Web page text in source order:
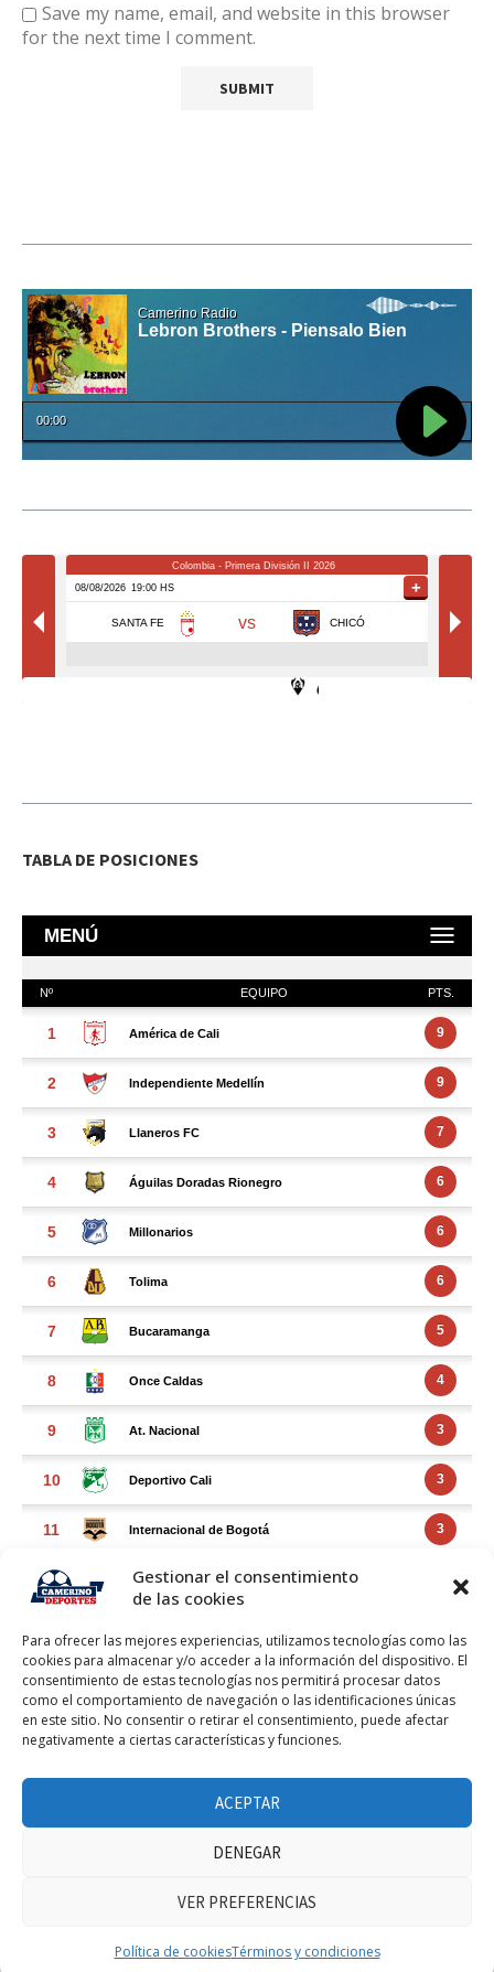
Gestionar el consentimiento
de las cookies
Para ofrecer las mejores experiencias, utilizamos tecnologías como las
cookies para almacenar y/o acceder a la información del dispositivo. El
consentimiento de estas tecnologías nos permitirá procesar datos
como el comportamiento de navegación o las identificaciones únicas
en este sitio. No consentir o retirar el consentimiento, puede afectar
negativamente a ciertas características y funciones.
ACEPTAR
DENEGAR
VER PREFERENCIAS
Política de cookiesTérminos y condiciones
Save my name, email, and website in this browser
for the next time I comment.
TABLA DE POSICIONES
FACEBOOK FEED
Facebook Feed
Haz clic para aceptar márketing cookies y
habilitar este contenido